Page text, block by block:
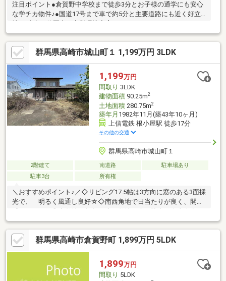
注目ポイント●倉賀野中学校まで徒歩3分とお子様の通学にも安心
な学チカ物件♪●国道17号まで車で約5分と主要道路にも近く好立
♪◇◆◇◆◇◆◇◆◇◆◇◆◇◆◇◆◇◆◇◆◇◆◇◆◇＜今
日見たい・資料だけ欲しい・近くの物件も見てみたい＞何でもご
相談ください♪☆当社で掲載していない物件でもご案内できま
す。☆住宅ローンに強い会社です。☆しつこい営業は一切いたし
ません。☆お電話はこちらから⇒0279-26-2673☆メールでのご対
応、資料請求も大歓迎です☆
群馬県高崎市城山町１ 1,199万円 3LDK
1,199万円
間取り 3LDK
建物面積90.25m2
土地面積280.75m2
築年月 1982年11月(築43年10ヶ月)
上信電鉄 根小屋駅 徒歩17分
その他の交通
群馬県高崎市城山町１
2階建て 南道路
駐車場あり
駐車3台
所有権
＼おすすめポイント♪／◇リビング17.5帖は3方向に窓のある3面採
光で、 明るく風通し良好☆◇南西角地で日当たりが良く、開放
☆◇車3台駐車可能で来客時も安心ですね♪◇1階和室12帖は客間
や家事スペースとしても便利☆
群馬県高崎市倉賀野町 1,899万円 5LDK
1,899万円
間取り 5LDK